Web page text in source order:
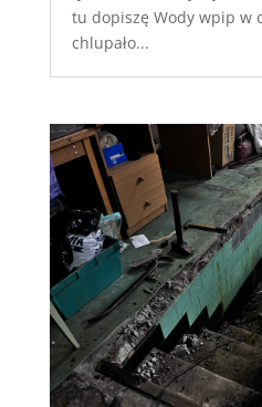
tu dopiszę Wody wpip w
chlupało...